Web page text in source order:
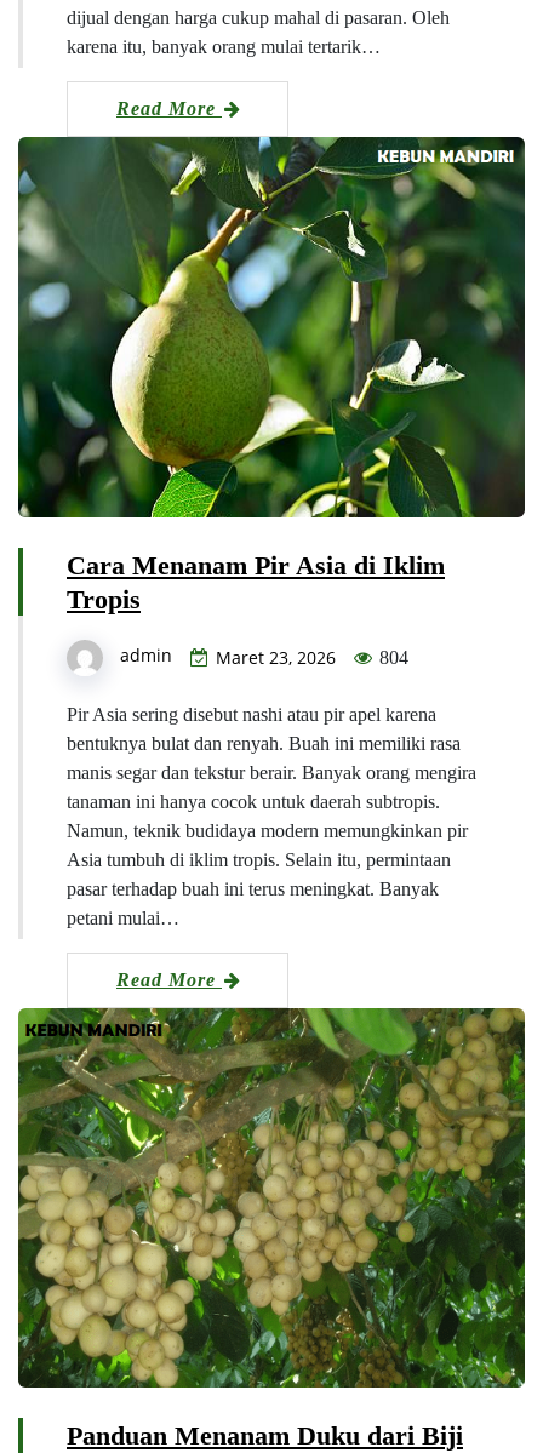
dijual dengan harga cukup mahal di pasaran. Oleh
karena itu, banyak orang mulai tertarik…
Read More
Cara Menanam Pir Asia di Iklim
Tropis
admin Maret 23, 2026 804
Pir Asia sering disebut nashi atau pir apel karena
bentuknya bulat dan renyah. Buah ini memiliki rasa
manis segar dan tekstur berair. Banyak orang mengira
tanaman ini hanya cocok untuk daerah subtropis.
Namun, teknik budidaya modern memungkinkan pir
Asia tumbuh di iklim tropis. Selain itu, permintaan
pasar terhadap buah ini terus meningkat. Banyak
petani mulai…
Read More
Panduan Menanam Duku dari Biji